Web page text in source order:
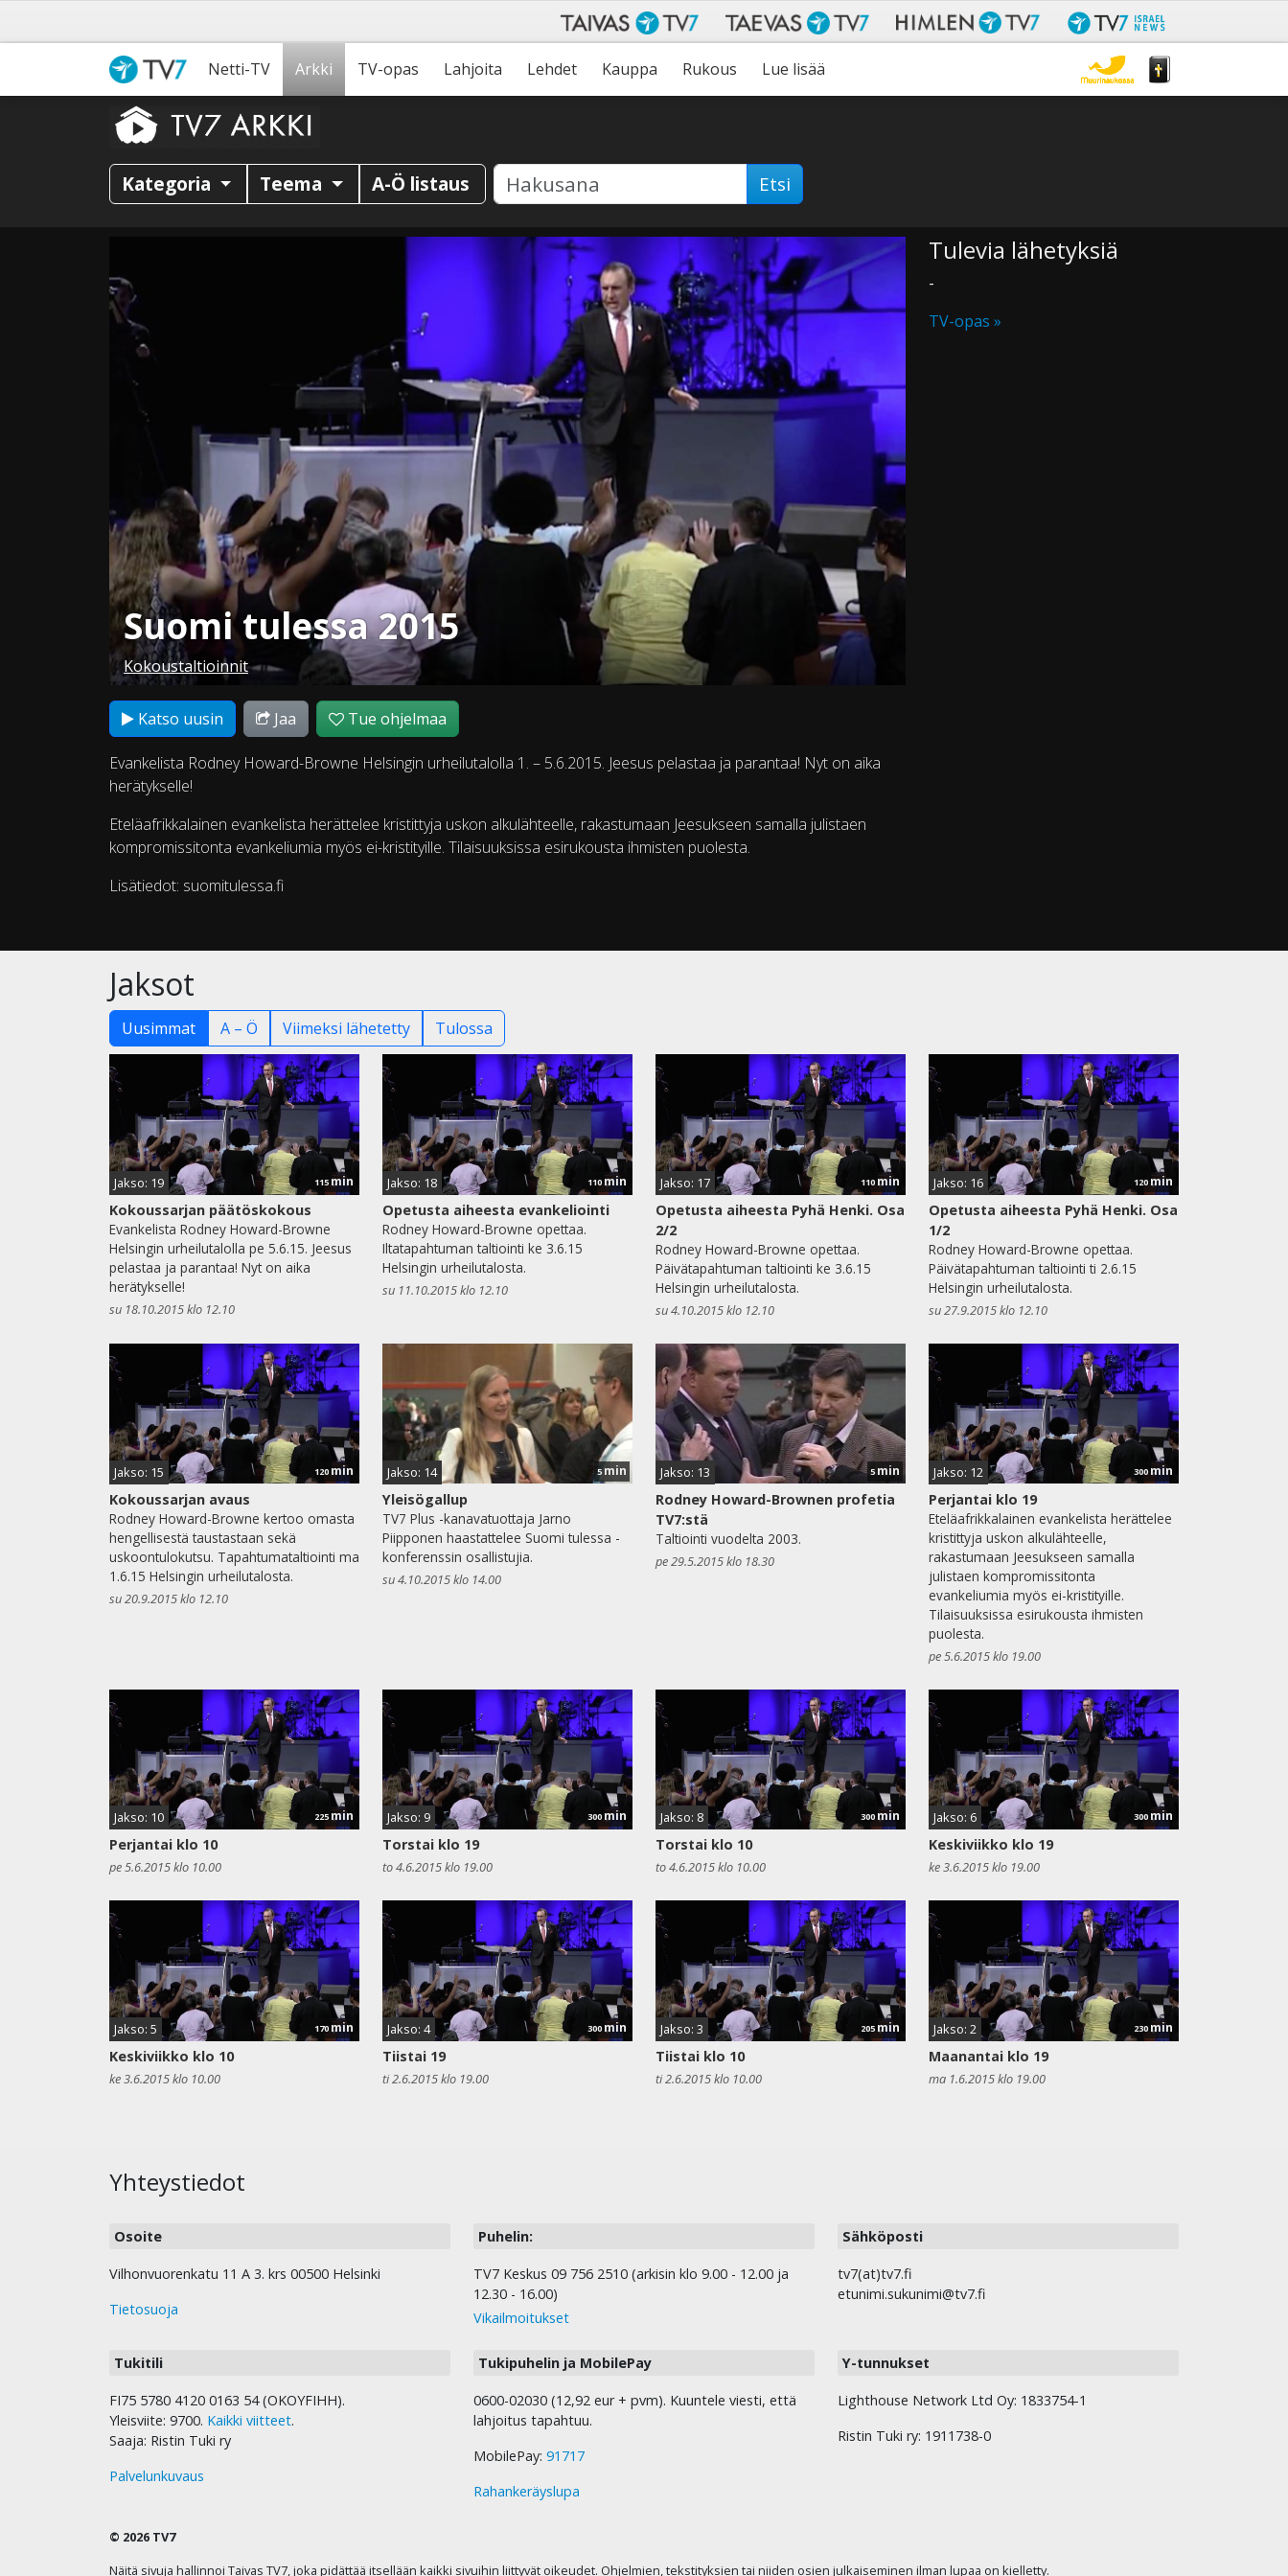
Netti-TV Arkki TV-opas Lahjoita Lehdet Kauppa Rukous Lue lisää
Kategoria Teema A-Ö listaus Etsi
Suomi tulessa 2015
Kokoustaltioinnit
Katso uusin Jaa Tue ohjelmaa
Evankelista Rodney Howard-Browne Helsingin urheilutalolla 1. – 5.6.2015. Jeesus pelastaa ja parantaa! Nyt on aika
herätykselle!
Eteläafrikkalainen evankelista herättelee kristittyja uskon alkulähteelle, rakastumaan Jeesukseen samalla julistaen
kompromissitonta evankeliumia myös ei-kristityille. Tilaisuuksissa esirukousta ihmisten puolesta.
Lisätiedot: suomitulessa.fi
Tulevia lähetyksiä
-
TV-opas »
Jaksot
Uusimmat A – Ö Viimeksi lähetetty Tulossa
Jakso: 19 115 min
Kokoussarjan päätöskokous
Evankelista Rodney Howard-Browne
Helsingin urheilutalolla pe 5.6.15. Jeesus
pelastaa ja parantaa! Nyt on aika
herätykselle!
su 18.10.2015 klo 12.10
Jakso: 18 110 min
Opetusta aiheesta evankeliointi
Rodney Howard-Browne opettaa.
Iltatapahtuman taltiointi ke 3.6.15
Helsingin urheilutalosta.
su 11.10.2015 klo 12.10
Jakso: 17 110 min
Opetusta aiheesta Pyhä Henki. Osa
2/2
Rodney Howard-Browne opettaa.
Päivätapahtuman taltiointi ke 3.6.15
Helsingin urheilutalosta.
su 4.10.2015 klo 12.10
Jakso: 16 120 min
Opetusta aiheesta Pyhä Henki. Osa
1/2
Rodney Howard-Browne opettaa.
Päivätapahtuman taltiointi ti 2.6.15
Helsingin urheilutalosta.
su 27.9.2015 klo 12.10
Jakso: 15 120 min
Kokoussarjan avaus
Rodney Howard-Browne kertoo omasta
hengellisestä taustastaan sekä
uskoontulokutsu. Tapahtumataltiointi ma
1.6.15 Helsingin urheilutalosta.
su 20.9.2015 klo 12.10
Jakso: 14 5min
Yleisögallup
TV7 Plus -kanavatuottaja Jarno
Piipponen haastattelee Suomi tulessa -
konferenssin osallistujia.
su 4.10.2015 klo 14.00
Jakso: 13 5min
Rodney Howard-Brownen profetia
TV7:stä
Taltiointi vuodelta 2003.
pe 29.5.2015 klo 18.30
Jakso: 12 300 min
Perjantai klo 19
Eteläafrikkalainen evankelista herättelee
kristittyja uskon alkulähteelle,
rakastumaan Jeesukseen samalla
julistaen kompromissitonta
evankeliumia myös ei-kristityille.
Tilaisuuksissa esirukousta ihmisten
puolesta.
pe 5.6.2015 klo 19.00
Jakso: 10 225 min
Perjantai klo 10
pe 5.6.2015 klo 10.00
Jakso: 9 300 min
Torstai klo 19
to 4.6.2015 klo 19.00
Jakso: 8 300 min
Torstai klo 10
to 4.6.2015 klo 10.00
Jakso: 6 300 min
Keskiviikko klo 19
ke 3.6.2015 klo 19.00
Jakso: 5 170 min
Keskiviikko klo 10
ke 3.6.2015 klo 10.00
Jakso: 4 300 min
Tiistai 19
ti 2.6.2015 klo 19.00
Jakso: 3 205 min
Tiistai klo 10
ti 2.6.2015 klo 10.00
Jakso: 2 230 min
Maanantai klo 19
ma 1.6.2015 klo 19.00
Yhteystiedot
Osoite
Vilhonvuorenkatu 11 A 3. krs 00500 Helsinki
Tietosuoja
Puhelin:
TV7 Keskus 09 756 2510 (arkisin klo 9.00 - 12.00 ja
12.30 - 16.00)
Vikailmoitukset
Sähköposti
tv7(at)tv7.fi
etunimi.sukunimi@tv7.fi
Tukitili
FI75 5780 4120 0163 54 (OKOYFIHH).
Yleisviite: 9700. Kaikki viitteet.
Saaja: Ristin Tuki ry
Palvelunkuvaus
Tukipuhelin ja MobilePay
0600-02030 (12,92 eur + pvm). Kuuntele viesti, että
lahjoitus tapahtuu.
MobilePay: 91717
Rahankeräyslupa
Y-tunnukset
Lighthouse Network Ltd Oy: 1833754-1
Ristin Tuki ry: 1911738-0
© 2026 TV7
Näitä sivuja hallinnoi Taivas TV7, joka pidättää itsellään kaikki sivuihin liittyvät oikeudet. Ohjelmien, tekstityksien tai niiden osien julkaiseminen ilman lupaa on kielletty.